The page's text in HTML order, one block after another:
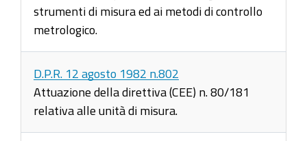
strumenti di misura ed ai metodi di controllo
metrologico.
D.P.R. 12 agosto 1982 n.802
Attuazione della direttiva (CEE) n. 80/181
relativa alle unità di misura.